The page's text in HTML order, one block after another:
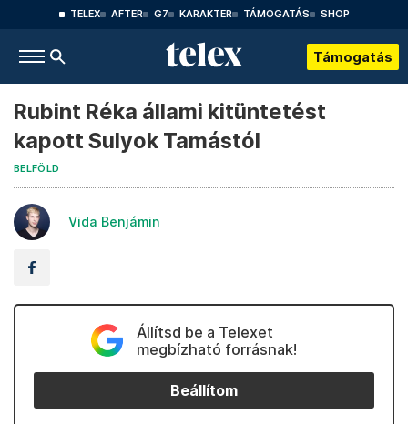
TELEX AFTER G7 KARAKTER TÁMOGATÁS SHOP
Támogatás
Rubint Réka állami kitüntetést
kapott Sulyok Tamástól
BELFÖLD
Vida Benjámin
Állítsd be a Telexet
megbízható forrásnak!
Beállítom